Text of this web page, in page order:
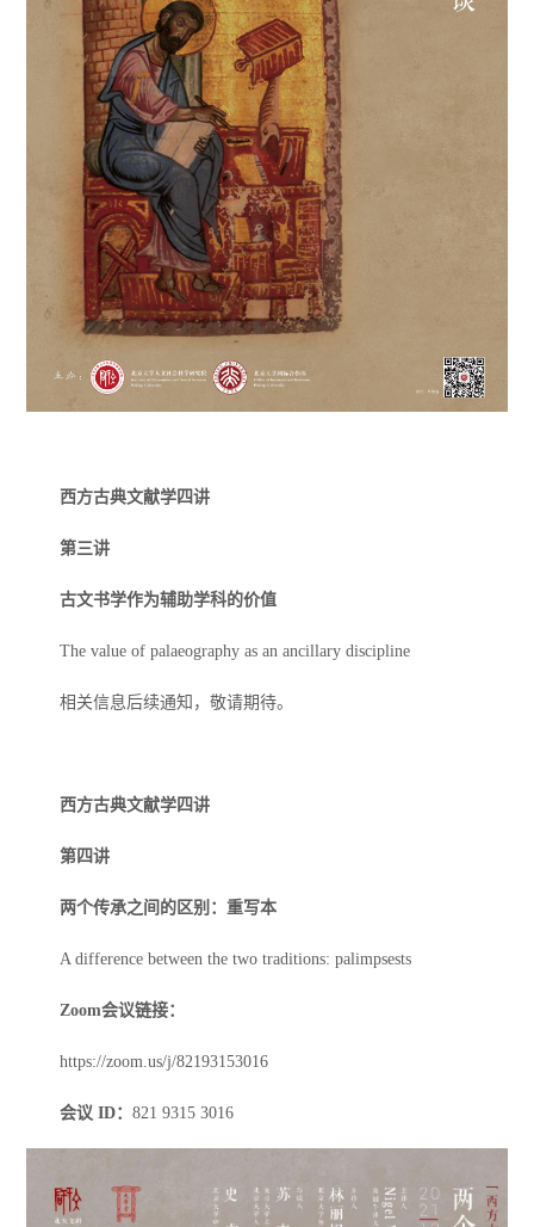
西方古典文献学四讲
第三讲
古文书学作为辅助学科的价值
The value of palaeography as an ancillary discipline
相关信息后续通知，敬请期待。
西方古典文献学四讲
第四讲
两个传承之间的区别：重写本
A difference between the two traditions: palimpsests
Zoom会议链接：
https://zoom.us/j/82193153016
会议 ID：821 9315 3016